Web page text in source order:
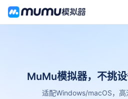
MuMu模拟器，不挑设
适配Windows/macOS，高